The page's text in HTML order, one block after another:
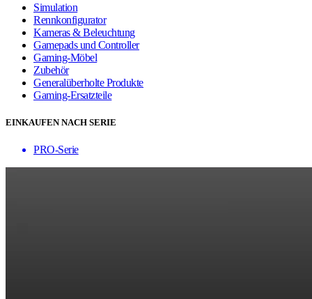
Simulation
Rennkonfigurator
Kameras & Beleuchtung
Gamepads und Controller
Gaming-Möbel
Zubehör
Generalüberholte Produkte
Gaming-Ersatzteile
EINKAUFEN NACH SERIE
PRO-Serie